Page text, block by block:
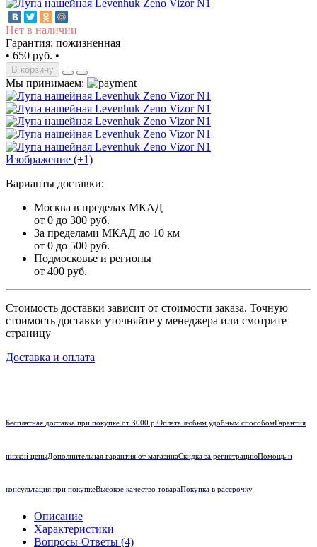
Нет в наличии
Гарантия: пожизненная
• 650 руб. •
В корзину
Мы принимаем:
Изображение (+1)
Варианты доставки:
Москва в пределах МКАД
от 0 до 300 руб.
За пределами МКАД до 10 км
от 0 до 500 руб.
Подмосковье и регионы
от 400 руб.
Стоимость доставки зависит от стоимости заказа. Точную
стоимость доставки уточняйте у менеджера или смотрите
страницу
Доставка и оплата
Бесплатная доставка при покупке от 3000 р. Оплата любым удобным способомГарантия
низкой ценыДополнительная гарантия от магазинаСкидка за регистрациюПомощь и
консультация при покупкеВысокое качество товараПокупка в рассрочку
Описание
Характеристики
Вопросы-Ответы (4)